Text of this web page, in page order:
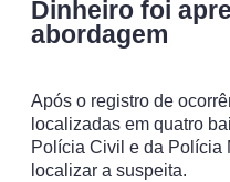
Dinheiro foi
abordagem
Após o registro de
localizadas em quatro
Polícia Civil e da Polícia
localizar a suspeita.